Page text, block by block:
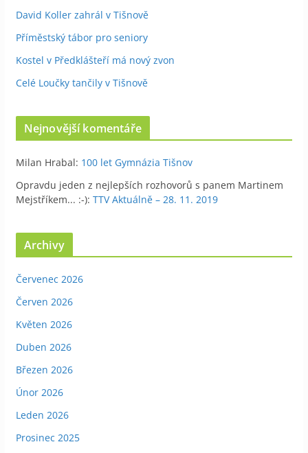
David Koller zahrál v Tišnově
Příměstský tábor pro seniory
Kostel v Předklášteří má nový zvon
Celé Loučky tančily v Tišnově
Nejnovější komentáře
Milan Hrabal: 100 let Gymnázia Tišnov
Opravdu jeden z nejlepších rozhovorů s panem Martinem
Mejstříkem... :-): TTV Aktuálně – 28. 11. 2019
Archivy
Červenec 2026
Červen 2026
Květen 2026
Duben 2026
Březen 2026
Únor 2026
Leden 2026
Prosinec 2025